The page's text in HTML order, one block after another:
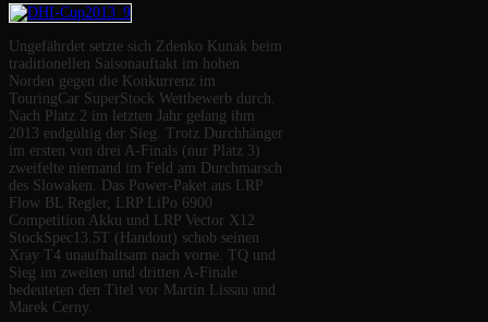
Ungefährdet setzte sich Zdenko Kunak beim
traditionellen Saisonauftakt im hohen
Norden gegen die Konkurrenz im
TouringCar SuperStock Wettbewerb durch.
Nach Platz 2 im letzten Jahr gelang ihm
2013 endgültig der Sieg. Trotz Durchhänger
im ersten von drei A-Finals (nur Platz 3)
zweifelte niemand im Feld am Durchmarsch
des Slowaken. Das Power-Paket aus LRP
Flow BL Regler, LRP LiPo 6900
Competition Akku und LRP Vector X12
StockSpec13.5T (Handout) schob seinen
Xray T4 unaufhaltsam nach vorne. TQ und
Sieg im zweiten und dritten A-Finale
bedeuteten den Titel vor Martin Lissau und
Marek Cerny.